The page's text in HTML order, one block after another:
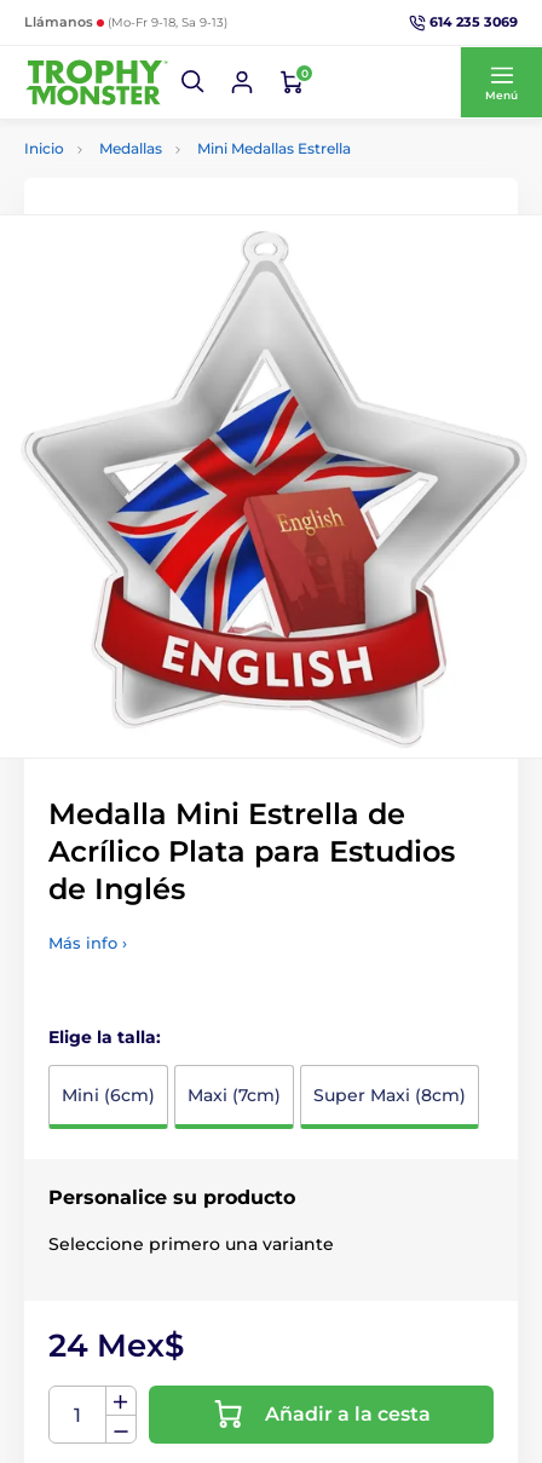
Llámanos (Mo-Fr 9-18, Sa 9-13) 614 235 3069
0
Menú
Inicio Medallas Mini Medallas Estrella
Medalla Mini Estrella de
Acrílico Plata para Estudios
de Inglés
Más info ›
Elige la talla:
Mini (6cm) Maxi (7cm) Super Maxi (8cm)
Personalice su producto
Seleccione primero una variante
24 Mex$
Añadir a la cesta